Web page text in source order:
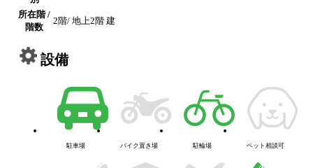
所在階 /
階数
2階/ 地上2階 建
設備
駐車場 バイク置き場 駐輪場 ペット相談可